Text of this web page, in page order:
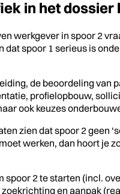
in het
werkgever in spoor 2
spoor 1 serieus is
de beoordeling
profielopbouw,
ook keuzes
zien dat spoor 2 geen
werken, dan hoort je
spoor 2 te starten (incl.
en aanpak